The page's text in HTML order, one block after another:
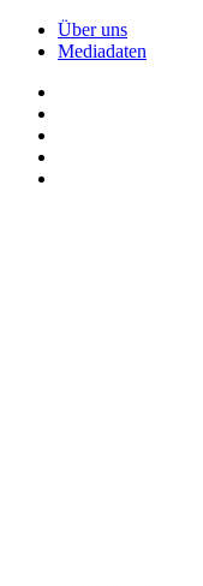
Über uns
Mediadaten